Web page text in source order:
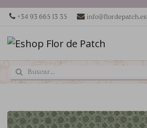
+34 93 665 13 35 info@flordepatch.es